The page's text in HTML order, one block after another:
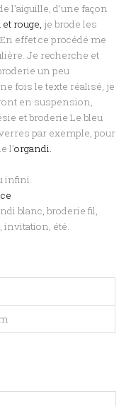
l’aiguille, d’une façon
rouge, je brode les
effet ce procédé me
Je recherche et
un peu
fois le texte réalisé, je
en suspension,
et broderie Le bleu
par exemple, pour
l’organdi.
infini.
blanc, broderie fil,
invitation, été.